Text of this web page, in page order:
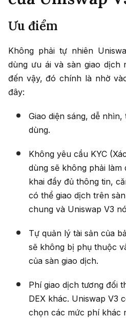
Ưu điểm
Không phải tự nhiên
dùng ưu ái và sàn giao dịch
đến vậy, đó chính là nhờ
đây:
Giao diện sáng, dễ
dùng.
Không yêu cầu KYC
dùng sẽ không phải
khai đầy đủ thông tin,
có thể giao dịch trên
chung và Uniswap V3
Tự quản lý tài sản của
sẽ không bị phụ thuộc
của sàn giao dịch.
Phí giao dịch tương đối
DEX khác. Uniswap V3
chọn các mức phí khác